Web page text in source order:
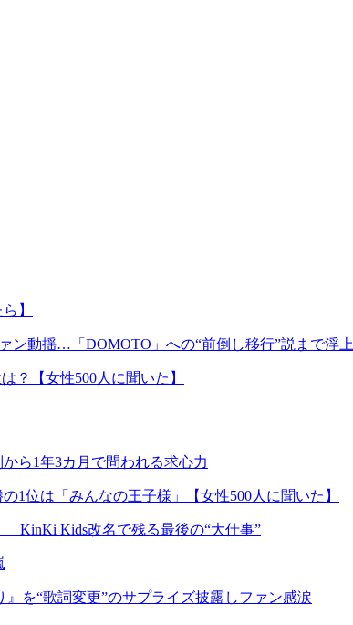
】
ン動揺…「DOMOTO」への“前倒し移行”説まで浮上
？【女性500人に聞いた】
ら1年3カ月で問われる求心力
1位は「みんなの王子様」【女性500人に聞いた】
KinKi Kids改名で残る最後の“大仕事”
を“歌詞変更”のサプライズ披露しファン感涙